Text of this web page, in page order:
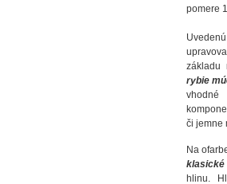
pomere
základu
rybie
či jemne
Na
hlinu.